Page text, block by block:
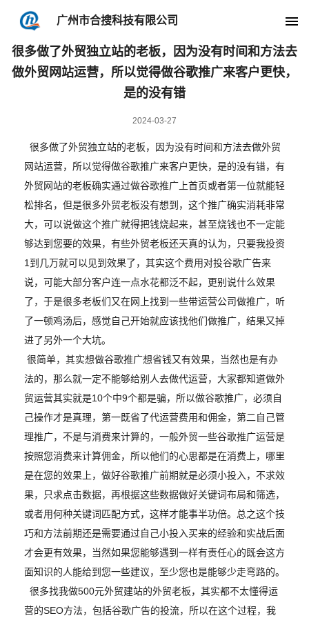
广州市合搜科技有限公司
当前位置: 主页 » 外贸心得»
很多做了外贸独立站的老板，因为没有时间和方法去
做外贸网站运营，所以觉得做谷歌推广来客户更快，
是的没有错
2024-03-27
很多做了外贸独立站的老板，因为没有时间和方法去做外贸
网站运营，所以觉得做谷歌推广来客户更快，是的没有错，有
外贸网站的老板确实通过做谷歌推广上首页或者第一位就能轻
松排名，但是很多外贸老板没有想到，这个推广确实消耗非常
大，可以说做这个推广就得把钱烧起来，甚至烧钱也不一定能
够达到您要的效果，有些外贸老板还天真的认为，只要我投资
1到几万就可以见到效果了，其实这个费用对投谷歌广告来
说，可能大部分客户连一点水花都泛不起，更别说什么效果
了，于是很多老板们又在网上找到一些带运营公司做推广，听
了一顿鸡汤后，感觉自己开始就应该找他们做推广，结果又掉
进了另外一个大坑。
很简单，其实想做谷歌推广想省钱又有效果，当然也是有办
法的，那么就一定不能够给别人去做代运营，大家都知道做外
贸运营其实就是10个中9个都是骗，所以做谷歌推广，必须自
己操作才是真理，第一既省了代运营费用和佣金，第二自己管
理推广，不是与消费来计算的，一般外贸一些谷歌推广运营是
按照您消费来计算佣金，所以他们的心思都是在消费上，哪里
是在您的效果上，做好谷歌推广前期就是必须小投入，不求效
果，只求点击数据，再根据这些数据做好关键词布局和筛选，
或者用何种关键词匹配方式，这样才能事半功倍。总之这个技
巧和方法前期还是需要通过自己小投入买来的经验和实战后面
才会更有效果，当然如果您能够遇到一样有责任心的既会这方
面知识的人能给到您一些建议，至少您也是能够少走弯路的。
很多找我做500元外贸建站的外贸老板，其实都不太懂得运
营的SEO方法，包括谷歌广告的投流，所以在这个过程，我